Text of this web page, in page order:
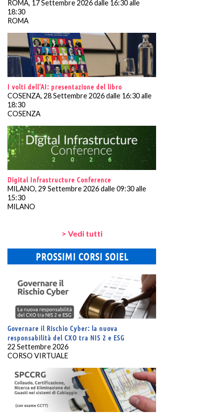
ROMA, 17 Settembre 2026 dalle 16:30 alle
18:30
ROMA
I volti dell’AI: presentazione del libro
COSENZA, 28 Settembre 2026 dalle 16:30 alle
18:30
COSENZA
Digital Infrastructure Conference
MILANO, 29 Settembre 2026 dalle 09:30 alle
15:30
MILANO
> Vedi tutti
PROSSIMI CORSI SOIEL
Governare il Rischio Cyber: la nuova
responsabilità del CXO tra NIS 2 e ESG
22 Settembre 2026
CORSO VIRTUALE